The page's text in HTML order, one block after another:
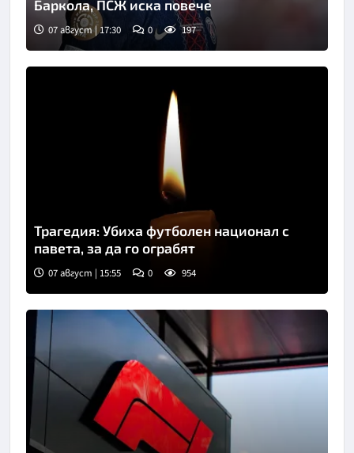
Баркола, ПСЖ иска повече
07 август | 17:30 0 197
Трагедия: Убиха футболен национал с
павета, за да го ограбят
07 август | 15:55 0 954